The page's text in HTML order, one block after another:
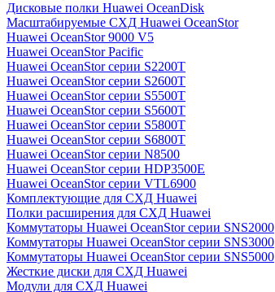
Дисковые полки Huawei OceanDisk
Масштабируемые СХД Huawei OceanStor
Huawei OceanStor 9000 V5
Huawei OceanStor Pacific
Huawei OceanStor серии S2200T
Huawei OceanStor серии S2600T
Huawei OceanStor серии S5500T
Huawei OceanStor серии S5600T
Huawei OceanStor серии S5800T
Huawei OceanStor серии S6800T
Huawei OceanStor серии N8500
Huawei OceanStor серии HDP3500E
Huawei OceanStor серии VTL6900
Комплектующие для СХД Huawei
Полки расширения для СХД Huawei
Коммутаторы Huawei OceanStor серии SNS2000
Коммутаторы Huawei OceanStor серии SNS3000
Коммутаторы Huawei OceanStor серии SNS5000
Жесткие диски для СХД Huawei
Модули для СХД Huawei